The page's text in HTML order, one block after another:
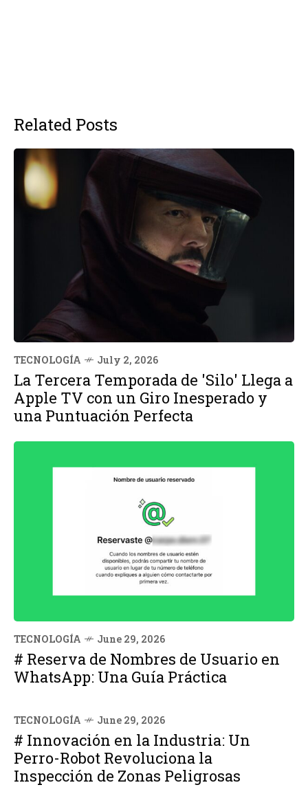
Related Posts
TECNOLOGÍA July 2, 2026
La Tercera Temporada de 'Silo' Llega a
Apple TV con un Giro Inesperado y
una Puntuación Perfecta
TECNOLOGÍA June 29, 2026
# Reserva de Nombres de Usuario en
WhatsApp: Una Guía Práctica
TECNOLOGÍA June 29, 2026
# Innovación en la Industria: Un
Perro-Robot Revoluciona la
Inspección de Zonas Peligrosas